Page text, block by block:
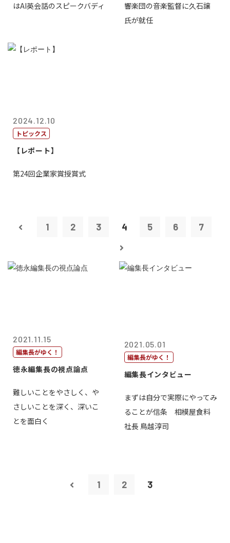
はAI英会話のスピークバディ
響楽団の音楽監督に久石譲
氏が就任
2024.12.10
トピックス
【レポート】
第24回企業家賞授賞式
1 2 3 4 5 6 7
2021.11.15
編集長がゆく！
徳永編集長の視点論点
難しいことをやさしく、や
さしいことを深く、深いこ
とを面白く
2021.05.01
編集長がゆく！
編集長インタビュー
まずは自分で実際にやってみ
ることが信条 相模屋食料
社長 鳥越淳司
1 2 3